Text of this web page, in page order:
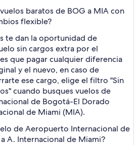
baratos de BOG a MIA con
flexible?
te dan la oportunidad de
sin cargos extra por el
que pagar cualquier diferencia
y el nuevo, en caso de
ese cargo, elige el filtro "Sin
cuando busques vuelos de
de Bogotá-El Dorado
de Miami (MIA).
de Aeropuerto Internacional de
A. Internacional de Miami?